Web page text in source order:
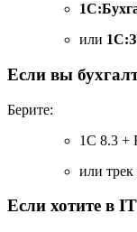
или
Если вы
Берите:
1С 8.3 +
или трек
Если хотите в IT